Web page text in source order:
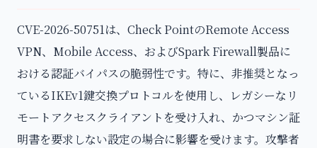
CVE-2026-50751は、Check PointのRemote Access
VPN、Mobile Access、およびSpark Firewall製品に
おける認証バイパスの脆弱性です。特に、非推奨となっ
ているIKEv1鍵交換プロトコルを使用し、レガシーなリ
モートアクセスクライアントを受け入れ、かつマシン証
明書を要求しない設定の場合に影響を受けます。攻撃者